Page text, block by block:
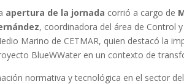
apertura de la jornada corrió a cargo de
, coordinadora del área de Control
Marino de CETMAR, quien destacó la
BlueWWater en un contexto de
normativa y tecnológica en el sector